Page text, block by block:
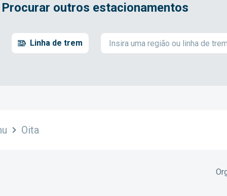
Procurar outros estacionamentos
Linha de trem
Oita